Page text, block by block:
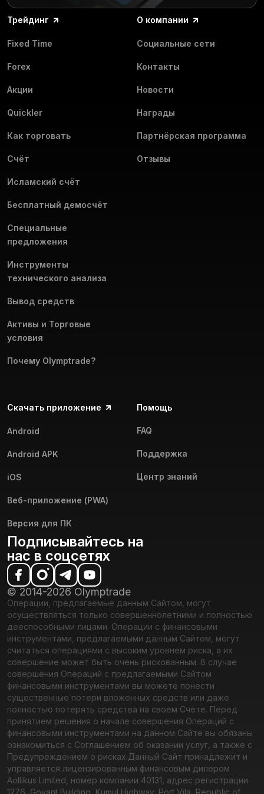
или мобильным приложением.
Используйте аналитические инструменты, индикаторы
торговли.
трейдеров.
проводим регулярно.
себя.
продуктивной и захватывающей. Начнём торговать
вместе!
Трейдинг
Fixed Time
Forex
Акции
Quickler
Как торговать
Счёт
Исламский счёт
Бесплатный демосчёт
Специальные
предложения
Инструменты
технического анализа
Вывод средств
Активы и Торговые
условия
Почему Olymptrade?
О компании
Социальные сети
Контакты
Новости
Награды
Партнёрская программа
Отзывы
Скачать приложение
Android
Android APK
iOS
Веб-приложение (PWA)
Версия для ПК
Помощь
FAQ
Поддержка
Центр знаний
Подписывайтесь на
нас в соцсетях
© 2014-2026 Olymptrade
Операции, предлагаемые данным Сайтом, могут
осуществляться только совершеннолетними и полностью
дееспособными лицами. Операции с финансовыми
инструментами, предлагаемыми данным Сайтом, могут
считаться операциями с высоким уровнем риска, а их
совершение может быть очень рискованным. В случае
совершения Операций с предлагаемыми Сайтом
финансовыми инструментами вы можете понести
существенные потери вложенных средств или даже
полностью потерять средства на своем Счете. Перед
принятием решения о начале совершения Операций с
финансовыми инструментами на данном Сайте вы обязаны
ознакомиться с Соглашением об оказании услуг, а также с
Предупреждением о рисках.Данный Сайт принадлежит и
управляется лицензированным финансовым дилером
Aollikus Limited, номер компании 40131, адрес регистрации